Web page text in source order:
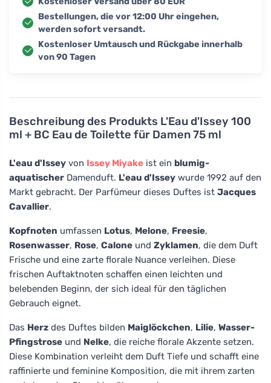
Beschreibung des Produkts L'Eau d'Issey 100
ml + BC Eau de Toilette für Damen 75 ml
L'eau d'Issey von Issey Miyake ist ein blumig-
aquatischer Damenduft. L'eau d'Issey wurde 1992 auf den
Markt gebracht. Der Parfümeur dieses Duftes ist Jacques
Cavallier.
Kopfnoten umfassen Lotus, Melone, Freesie,
Rosenwasser, Rose, Calone und Zyklamen, die dem Duft
Frische und eine zarte florale Nuance verleihen. Diese
frischen Auftaktnoten schaffen einen leichten und
belebenden Beginn, der sich ideal für den täglichen
Gebrauch eignet.
Das Herz des Duftes bilden Maiglöckchen, Lilie, Wasser-
Pfingstrose und Nelke, die reiche florale Akzente setzen.
Diese Kombination verleiht dem Duft Tiefe und schafft eine
raffinierte und feminine Komposition, die mit ihrem zarten
Bestellungen, die vor 12:00 Uhr eingehen,
werden sofort versandt.
Kostenloser Umtausch und Rückgabe innerhalb
von 90 Tagen